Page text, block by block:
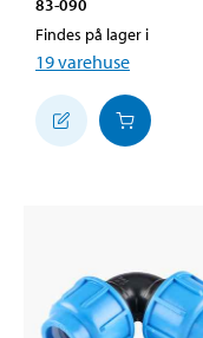
Findes på lager i
19varehuse